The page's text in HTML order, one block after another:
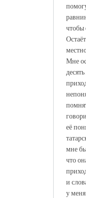
чтобы
Мне
её
мне
что
и
у